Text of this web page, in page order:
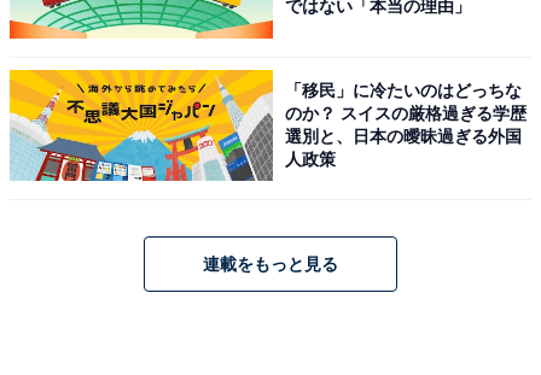
プを感じるからです」(20代女性／滋賀県)といったコメ
大倉忠義さんに関する商品をAmazonで見る
ではない「本当の理由」
「移民」に冷たいのはどっちな
のか？ スイスの厳格過ぎる学歴
選別と、日本の曖昧過ぎる外国
人政策
連載をもっと見る